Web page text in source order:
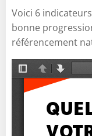
Voici 6
bonne
référencement